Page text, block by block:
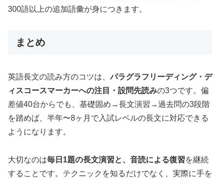
300語以上の追加語彙が身につきます。
まとめ
英語長文の読み方のコツは、パラグラフリーディング・デ
ィスコースマーカーへの注目・設問先読みの3つです。偏
差値40台からでも、基礎固め→長文演習→過去問の3段階
を踏めば、半年〜8ヶ月で入試レベルの長文に対応できる
ようになります。
大切なのは毎日1題の長文演習と、音読による復習を継続
することです。テクニックを知るだけでなく、実際に手を